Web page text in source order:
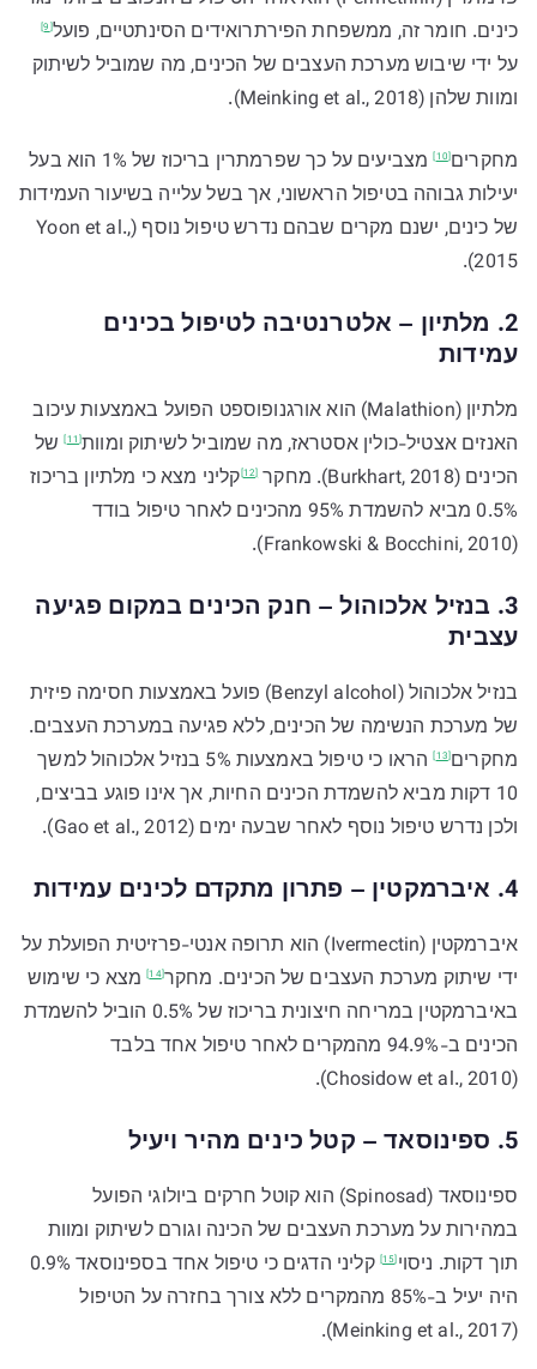
כינים. חומר זה, ממשפחת הפירתרואידים הסינתטיים, פועל[9]
על ידי שיבוש מערכת העצבים של הכינים, מה שמוביל לשיתוק
ומוות שלהן (Meinking et al., 2018).
מחקרים[10]
מצביעים על כך שפרמתרין בריכוז של 1% הוא בעל
יעילות גבוהה בטיפול הראשוני, אך בשל עלייה בשיעור העמידות
של כינים, ישנם מקרים שבהם נדרש טיפול נוסף (Yoon et al.,
2015).
2. מלתיון – אלטרנטיבה לטיפול בכינים
עמידות
מלתיון (Malathion) הוא אורגנופוספט הפועל באמצעות עיכוב
האנזים אצטיל-כולין אסטראז, מה שמוביל לשיתוק ומוות[11]
של
הכינים (Burkhart, 2018).
מחקר[12]
קליני מצא כי מלתיון בריכוז
0.5% מביא להשמדת 95% מהכינים לאחר טיפול בודד
(Frankowski & Bocchini, 2010).
3. בנזיל אלכוהול – חנק הכינים במקום פגיעה
עצבית
בנזיל אלכוהול (Benzyl alcohol) פועל באמצעות חסימה פיזית
של מערכת הנשימה של הכינים, ללא פגיעה במערכת העצבים.
מחקרים[13]
הראו כי טיפול באמצעות 5% בנזיל אלכוהול למשך
10 דקות מביא להשמדת הכינים החיות, אך אינו פוגע בביצים,
ולכן נדרש טיפול נוסף לאחר שבעה ימים (Gao et al., 2012).
4. איברמקטין – פתרון מתקדם לכינים עמידות
איברמקטין (Ivermectin) הוא תרופה אנטי-פרזיטית הפועלת על
ידי שיתוק מערכת העצבים של הכינים. מחקר[14]
מצא כי שימוש
באיברמקטין במריחה חיצונית בריכוז של 0.5% הוביל להשמדת
הכינים ב-94.9% מהמקרים לאחר טיפול אחד בלבד
(Chosidow et al., 2010).
5. ספינוסאד – קטל כינים מהיר ויעיל
ספינוסאד (Spinosad) הוא קוטל חרקים ביולוגי הפועל
במהירות על מערכת העצבים של הכינה וגורם לשיתוק ומוות
תוך דקות. ניסוי[15]
קליני הדגים כי טיפול אחד בספינוסאד 0.9%
היה יעיל ב-85% מהמקרים ללא צורך בחזרה על הטיפול
(Meinking et al., 2017).